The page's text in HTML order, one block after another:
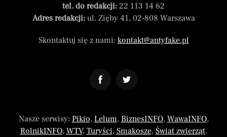
tel. do redakcji: 22 113 14 62
Adres redakcji:ul. Zięby 41, 02-808 Warszawa
Skontaktuj się z nami: kontakt@antyfake.pl
Nasze serwisy: Pikio, Lelum, BiznesINFO, WawaINFO,
RolnikINFO, WTV, Turyści, Smakosze, Świat zwierząt,